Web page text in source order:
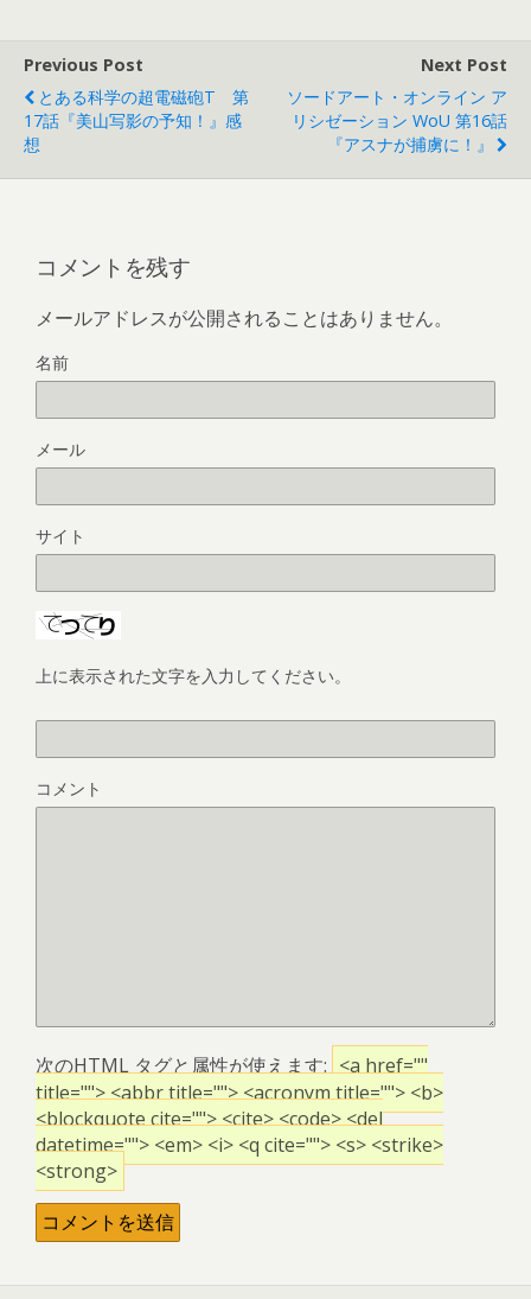
Previous Post
とある科学の超電磁砲T 第
17話『美山写影の予知！』感
想
Next Post
ソードアート・オンライン ア
リシゼーション WoU 第16話
『アスナが捕虜に！』
コメントを残す
メールアドレスが公開されることはありません。
名前
メール
サイト
上に表示された文字を入力してください。
コメント
次のHTMLタグと属性が使えます: <a href=""
title=""> <abbr title=""> <acronym title=""> <b>
<blockquote cite=""> <cite> <code> <del
datetime=""> <em> <i> <q cite=""> <s> <strike>
<strong>